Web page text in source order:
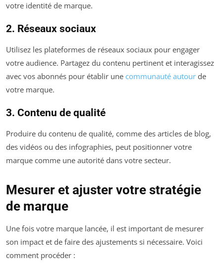
votre identité de marque.
2. Réseaux sociaux
Utilisez les plateformes de réseaux sociaux pour engager
votre audience. Partagez du contenu pertinent et interagissez
avec vos abonnés pour établir une communauté autour de
votre marque.
3. Contenu de qualité
Produire du contenu de qualité, comme des articles de blog,
des vidéos ou des infographies, peut positionner votre
marque comme une autorité dans votre secteur.
Mesurer et ajuster votre stratégie
de marque
Une fois votre marque lancée, il est important de mesurer
son impact et de faire des ajustements si nécessaire. Voici
comment procéder :